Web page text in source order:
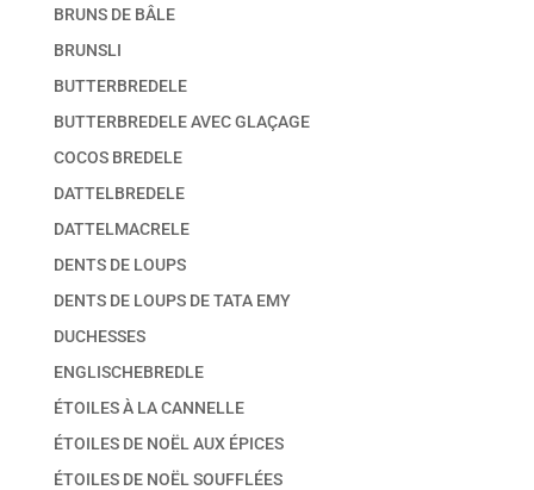
BRUNS DE BÂLE
BRUNSLI
BUTTERBREDELE
BUTTERBREDELE AVEC GLAÇAGE
COCOS BREDELE
DATTELBREDELE
DATTELMACRELE
DENTS DE LOUPS
DENTS DE LOUPS DE TATA EMY
DUCHESSES
ENGLISCHEBREDLE
ÉTOILES À LA CANNELLE
ÉTOILES DE NOËL AUX ÉPICES
ÉTOILES DE NOËL SOUFFLÉES